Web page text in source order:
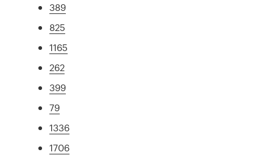
389
825
1165
262
399
79
1336
1706